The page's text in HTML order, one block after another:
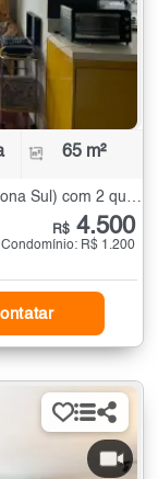
65 m²
Apartamento para Alugar na Vila Olímpia (Zona Sul) com 2 quartos - 65 m²
R$ 4.500
Condomínio: R$ 1.200